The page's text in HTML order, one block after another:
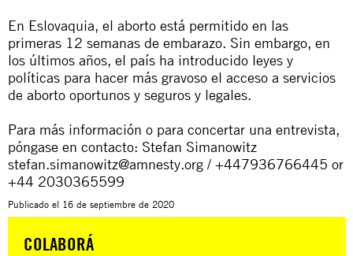
En Eslovaquia, el aborto está permitido en las
primeras 12 semanas de embarazo. Sin embargo, en
los últimos años, el país ha introducido leyes y
políticas para hacer más gravoso el acceso a servicios
de aborto oportunos y seguros y legales.
Para más información o para concertar una entrevista,
póngase en contacto: Stefan Simanowitz
stefan.simanowitz@amnesty.org / +447936766445 or
+44 2030365599
Publicado el 16 de septiembre de 2020
COLABORÁ